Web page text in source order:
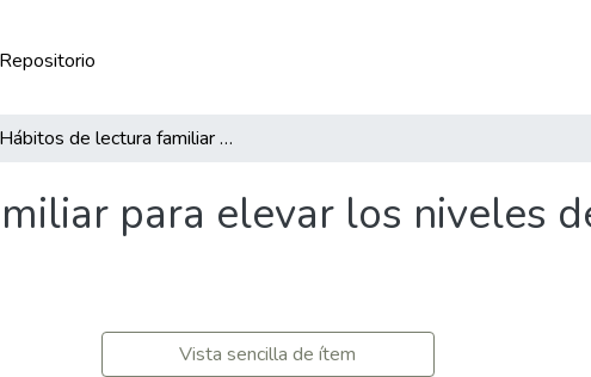
Hábitos de lectura familiar para elevar los niveles de comprensión lectora
para elevar los niveles
Vista sencilla de ítem